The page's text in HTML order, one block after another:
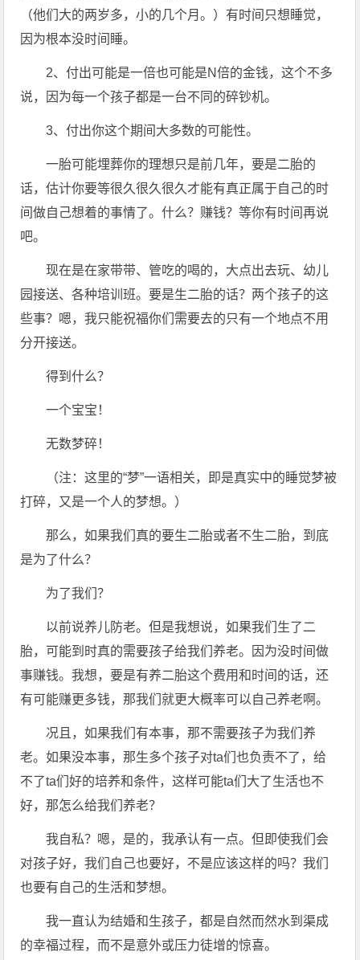
（他们大的两岁多，小的几个月。）有时间只想睡觉，
因为根本没时间睡。
2、付出可能是一倍也可能是N倍的金钱，这个不多
说，因为每一个孩子都是一台不同的碎钞机。
3、付出你这个期间大多数的可能性。
一胎可能埋葬你的理想只是前几年，要是二胎的
话，估计你要等很久很久很久才能有真正属于自己的时
间做自己想着的事情了。什么？赚钱？等你有时间再说
吧。
现在是在家带带、管吃的喝的，大点出去玩、幼儿
园接送、各种培训班。要是生二胎的话？两个孩子的这
些事？嗯，我只能祝福你们需要去的只有一个地点不用
分开接送。
得到什么？
一个宝宝！
无数梦碎！
（注：这里的“梦”一语相关，即是真实中的睡觉梦被
打碎，又是一个人的梦想。）
那么，如果我们真的要生二胎或者不生二胎，到底
是为了什么？
为了我们？
以前说养儿防老。但是我想说，如果我们生了二
胎，可能到时真的需要孩子给我们养老。因为没时间做
事赚钱。我想，要是有养二胎这个费用和时间的话，还
有可能赚更多钱，那我们就更大概率可以自己养老啊。
况且，如果我们有本事，那不需要孩子为我们养
老。如果没本事，那生多个孩子对ta们也负责不了，给
不了ta们好的培养和条件，这样可能ta们大了生活也不
好，那怎么给我们养老？
我自私？嗯，是的，我承认有一点。但即使我们会
对孩子好，我们自己也要好，不是应该这样的吗？我们
也要有自己的生活和梦想。
我一直认为结婚和生孩子，都是自然而然水到渠成
的幸福过程，而不是意外或压力徒增的惊喜。